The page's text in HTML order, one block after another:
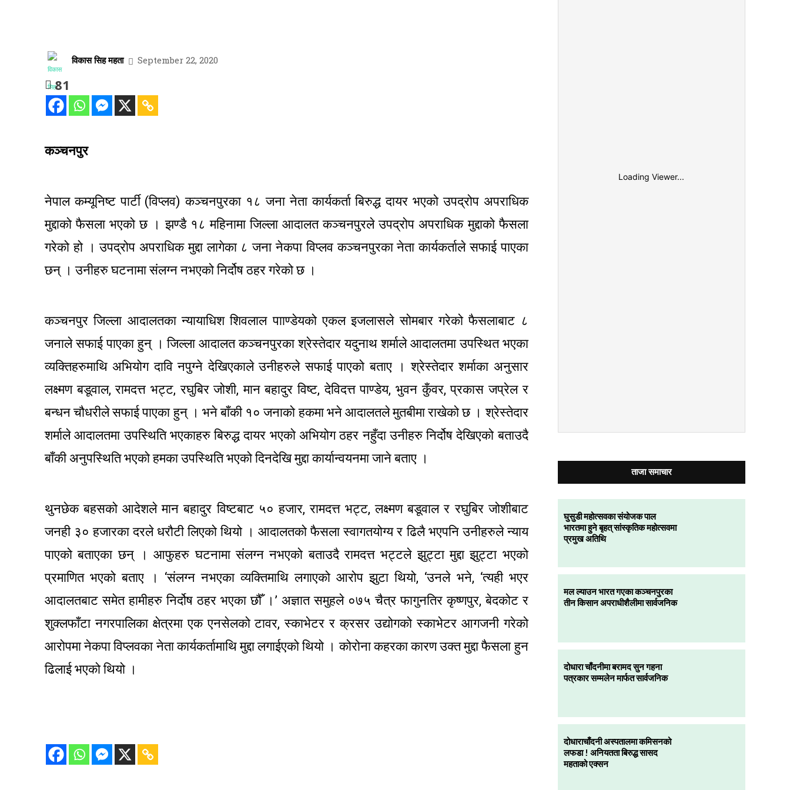
विकास सिह महता September 22, 2020
81
कञ्चनपुर
नेपाल कम्यूनिष्ट पार्टी (विप्लव) कञ्चनपुरका १८ जना नेता कार्यकर्ता बिरुद्ध दायर भएको उपद्रोप अपराधिक
मुद्दाको फैसला भएको छ । झण्डै १८ महिनामा जिल्ला आदालत कञ्चनपुरले उपद्रोप अपराधिक मुद्दाको फैसला
गरेको हो । उपद्रोप अपराधिक मुद्दा लागेका ८ जना नेकपा विप्लव कञ्चनपुरका नेता कार्यकर्ताले सफाई पाएका
छन् । उनीहरु घटनामा संलग्न नभएको निर्दोष ठहर गरेको छ ।
कञ्चनपुर जिल्ला आदालतका न्यायाधिश शिवलाल पााण्डेयको एकल इजलासले सोमबार गरेको फैसलाबाट ८
जनाले सफाई पाएका हुन् । जिल्ला आदालत कञ्चनपुरका श्रेस्तेदार यदुनाथ शर्माले आदालतमा उपस्थित भएका
व्यक्तिहरुमाथि अभियोग दावि नपुग्ने देखिएकाले उनीहरुले सफाई पाएको बताए । श्रेस्तेदार शर्माका अनुसार
लक्ष्मण बडूवाल, रामदत्त भट्ट, रघुबिर जोशी, मान बहादुर विष्ट, देविदत्त पाण्डेय, भुवन कुँवर, प्रकास जप्रेल र
बन्धन चौधरीले सफाई पाएका हुन् । भने बाँकी १० जनाको हकमा भने आदालतले मुतबीमा राखेको छ । श्रेस्तेदार
शर्माले आदालतमा उपस्थिति भएकाहरु बिरुद्ध दायर भएको अभियोग ठहर नहुँदा उनीहरु निर्दोष देखिएको बताउदै
बाँकी अनुपस्थिति भएको हमका उपस्थिति भएको दिनदेखि मुद्दा कार्यान्वयनमा जाने बताए ।
थुनछेक बहसको आदेशले मान बहादुर विष्टबाट ५० हजार, रामदत्त भट्ट, लक्ष्मण बडूवाल र रघुबिर जोशीबाट
जनही ३० हजारका दरले धरौटी लिएको थियो । आदालतको फैसला स्वागतयोग्य र ढिलै भएपनि उनीहरुले न्याय
पाएको बताएका छन् । आफुहरु घटनामा संलग्न नभएको बताउदै रामदत्त भट्टले झुट्टा मुद्दा झुट्टा भएको
प्रमाणित भएको बताए । ‘संलग्न नभएका व्यक्तिमाथि लगाएको आरोप झुटा थियो, ‘उनले भने, ‘त्यही भएर
आदालतबाट समेत हामीहरु निर्दोष ठहर भएका छौँ ।’ अज्ञात समुहले ०७५ चैत्र फागुनतिर कृष्णपुर, बेदकोट र
शुक्लफाँटा नगरपालिका क्षेत्रमा एक एनसेलको टावर, स्काभेटर र क्रसर उद्योगको स्काभेटर आगजनी गरेको
आरोपमा नेकपा विप्लवका नेता कार्यकर्तामाथि मुद्दा लगाईएको थियो । कोरोना कहरका कारण उक्त मुद्दा फैसला हुन
ढिलाई भएको थियो ।
Loading Viewer...
ताजा समाचार
घुसुडी महोत्सवका संयोजक पाल
भारतमा हुने बृहत् सांस्कृतिक महोत्सवमा
प्रमुख अतिथि
मल ल्याउन भारत गएका कञ्चनपुरका
तीन किसान अपराधीशैलीमा सार्वजनिक
दोधारा चाँदनीमा बरामद सुन गहना
पत्रकार सम्मलेन मार्फत सार्वजनिक
दोधाराचाँदनी अस्पतालमा कमिसनको
लफडा ! अनियतता बिरुद्ध सासद
महताको एक्सन